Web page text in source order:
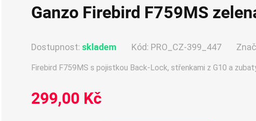
Ganzo Firebird F759MS
Dostupnost: skladem Kód: PRO_CZ-399_447
Firebird F759MS s pojistkou Back-Lock, střenkami z G10 a
299,00 Kč